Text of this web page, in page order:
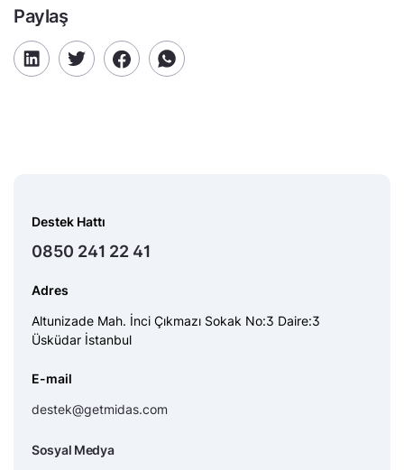
Paylaş
Destek Hattı
0850 241 22 41
Adres
Altunizade Mah. İnci Çıkmazı Sokak No:3 Daire:3
Üsküdar İstanbul
E-mail
destek@getmidas.com
Sosyal Medya